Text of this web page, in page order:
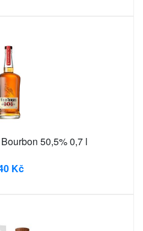
50,5% 0,7 l
Kč